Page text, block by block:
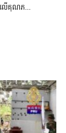
លើគុណភ...